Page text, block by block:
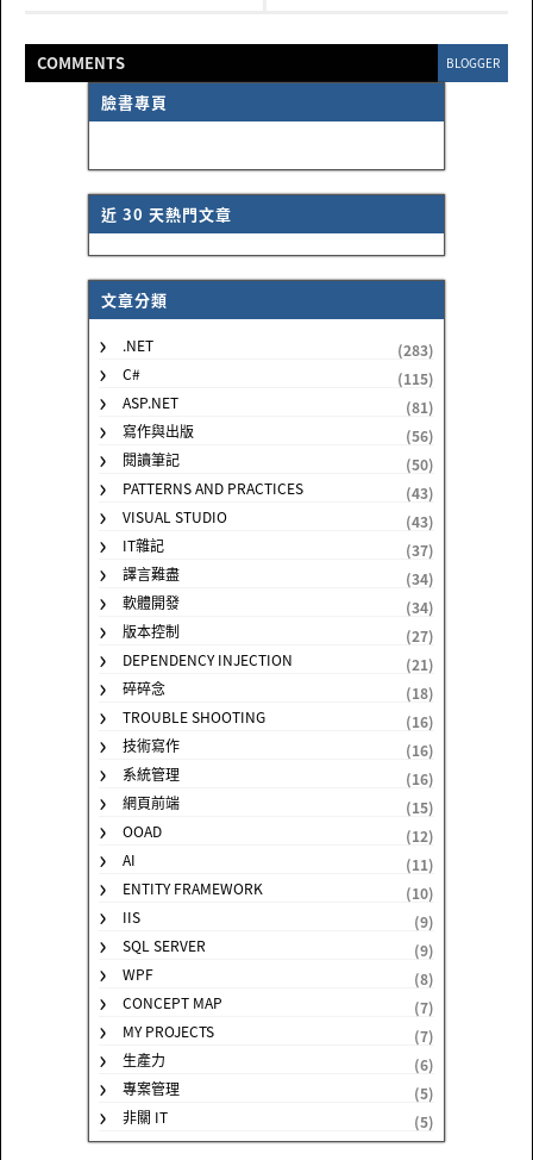
COMMENTS BLOGGER
臉書專頁
近 30 天熱門文章
文章分類
.NET
(283)
C#
(115)
ASP.NET
(81)
寫作與出版
(56)
閱讀筆記
(50)
PATTERNS AND PRACTICES
(43)
VISUAL STUDIO
(43)
IT雜記
(37)
譯言難盡
(34)
軟體開發
(34)
版本控制
(27)
DEPENDENCY INJECTION
(21)
碎碎念
(18)
TROUBLE SHOOTING
(16)
技術寫作
(16)
系統管理
(16)
網頁前端
(15)
OOAD
(12)
AI
(11)
ENTITY FRAMEWORK
(10)
IIS
(9)
SQL SERVER
(9)
WPF
(8)
CONCEPT MAP
(7)
MY PROJECTS
(7)
生產力
(6)
專案管理
(5)
非關 IT
(5)